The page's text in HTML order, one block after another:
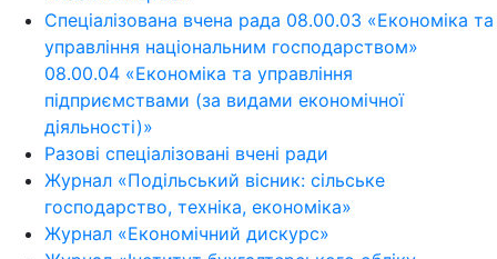
Спеціалізована вчена рада 08.00.03 «Економіка та
управління національним господарством»
08.00.04 «Економіка та управління
підприємствами (за видами економічної
діяльності)»
Разові спеціалізовані вчені ради
Журнал «Подільський вісник: сільське
господарство, техніка, економіка»
Журнал «Економічний дискурс»